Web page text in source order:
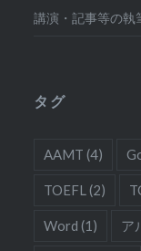
講演・記事等の執
タグ
AAMT (4)
TOEFL (2)
Word (1) ア